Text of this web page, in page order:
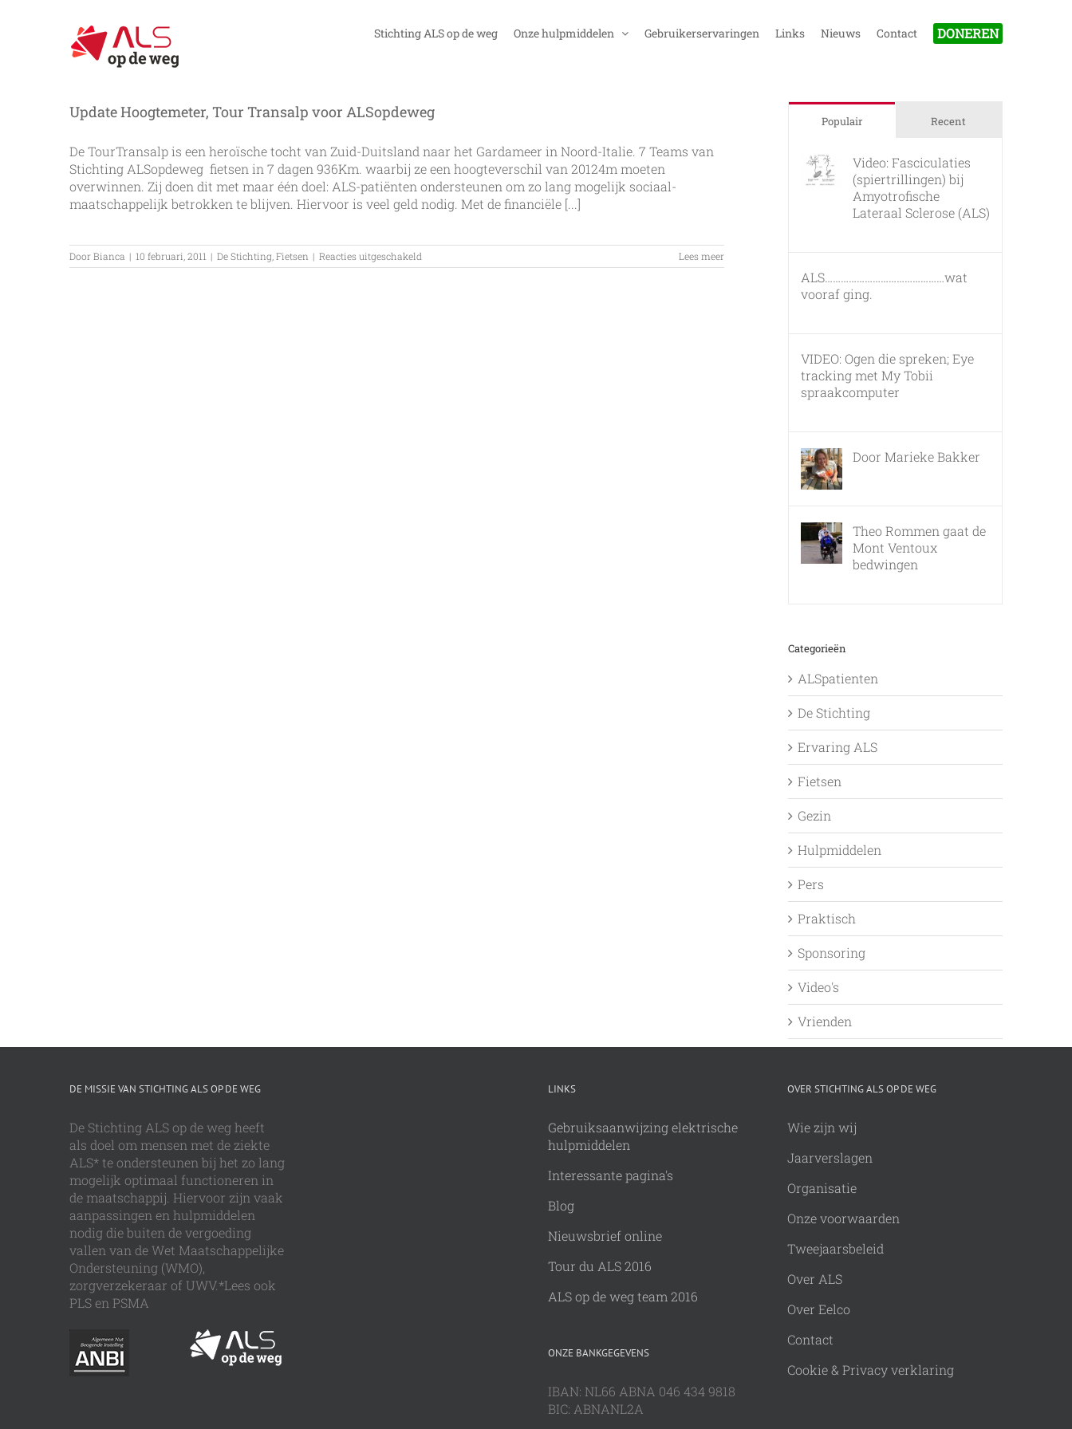
Stichting ALS op de weg Onze hulpmiddelen Gebruikerservaringen Links Nieuws Contact DONEREN
Update Hoogtemeter, Tour Transalp voor ALSopdeweg
De TourTransalp is een heroïsche tocht van Zuid-Duitsland naar het Gardameer in Noord-Italie. 7 Teams van
Stichting ALSopdeweg fietsen in 7 dagen 936Km. waarbij ze een hoogteverschil van 20124m moeten
overwinnen. Zij doen dit met maar één doel: ALS-patiënten ondersteunen om zo lang mogelijk sociaal-
maatschappelijk betrokken te blijven. Hiervoor is veel geld nodig. Met de financiële [...]
DoorBianca | 10 februari, 2011 | De Stichting Fietsen | Reacties uitgeschakeld
Update
Lees meer
Populair Recent
Video: Fasciculaties
(spiertrillingen) bij
Amyotrofische
Lateraal Sclerose (ALS)
ALS………………………………………wat
vooraf ging.
VIDEO: Ogen die spreken; Eye
tracking met My Tobii
spraakcomputer
Door Marieke Bakker
Theo Rommen gaat de
Mont Ventoux
bedwingen
Categorieën
ALSpatienten
De Stichting
Ervaring ALS
Fietsen
Gezin
Hulpmiddelen
Pers
Praktisch
Sponsoring
Video's
Vrienden
DE MISSIE VAN STICHTING ALS OP DE WEG
De Stichting ALS op de weg heeft
als doel om mensen met de ziekte
ALS* te ondersteunen bij het zo lang
mogelijk optimaal functioneren in
de maatschappij. Hiervoor zijn vaak
aanpassingen en hulpmiddelen
nodig die buiten de vergoeding
vallen van de Wet Maatschappelijke
Ondersteuning (WMO),
zorgverzekeraar of UWV.*Lees ook
PLS en PSMA
LINKS
Gebruiksaanwijzing elektrische
hulpmiddelen
Interessante pagina's
Blog
Nieuwsbrief online
Tour du ALS 2016
ALS op de weg team 2016
ONZE BANKGEGEVENS
IBAN: NL66 ABNA 046 434 9818
BIC: ABNANL2A
OVER STICHTING ALS OP DE WEG
Wie zijn wij
Jaarverslagen
Organisatie
Onze voorwaarden
Tweejaarsbeleid
Over ALS
Over Eelco
Contact
Cookie & Privacy verklaring